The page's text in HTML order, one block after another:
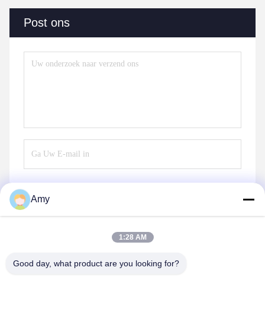
Post ons
Amy
1:28 AM
Good day, what product are you looking for?